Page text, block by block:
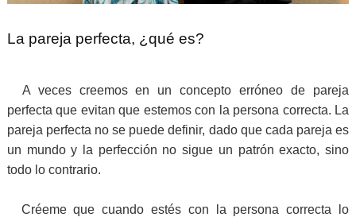
La pareja perfecta, ¿qué es?
A veces creemos en un concepto erróneo de pareja
perfecta que evitan que estemos con la persona correcta. La
pareja perfecta no se puede definir, dado que cada pareja es
un mundo y la perfección no sigue un patrón exacto, sino
todo lo contrario.
Créeme que cuando estés con la persona correcta lo